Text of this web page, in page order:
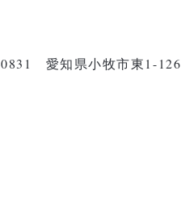
愛知県小牧市東1-126